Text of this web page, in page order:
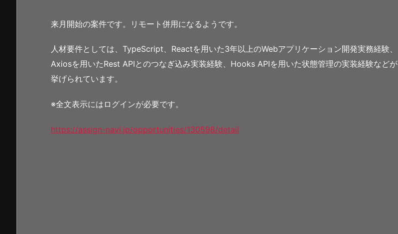
来月開始の案件です。リモート併用になるようです。
人材要件としては、TypeScript、Reactを用いた3年以上のWebアプリケーション開発実務経験、
Axiosを用いたRest APIとのつなぎ込み実装経験、Hooks APIを用いた状態管理の実装経験などが
挙げられています。
※全文表示にはログインが必要です。
https://assign-navi.jp/opportunities/130598/detail